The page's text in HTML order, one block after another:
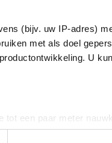
(bijv. uw IP-adres)
met als doel
U
tot een paar meter